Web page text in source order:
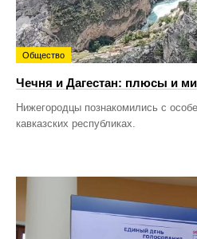
Общество
Чечня и Дагестан: плюсы и
Нижегородцы познакомились с
кавказских республиках.